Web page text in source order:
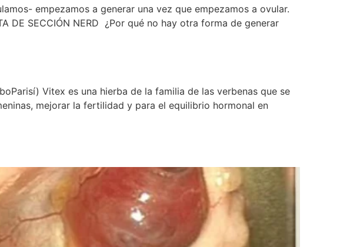
empezamos a generar una vez que empezamos a ovular.
DE SECCIÓN NERD ¿Por qué no hay otra forma de generar
Vitex es una hierba de la familia de las verbenas que se
mejorar la fertilidad y para el equilibrio hormonal en